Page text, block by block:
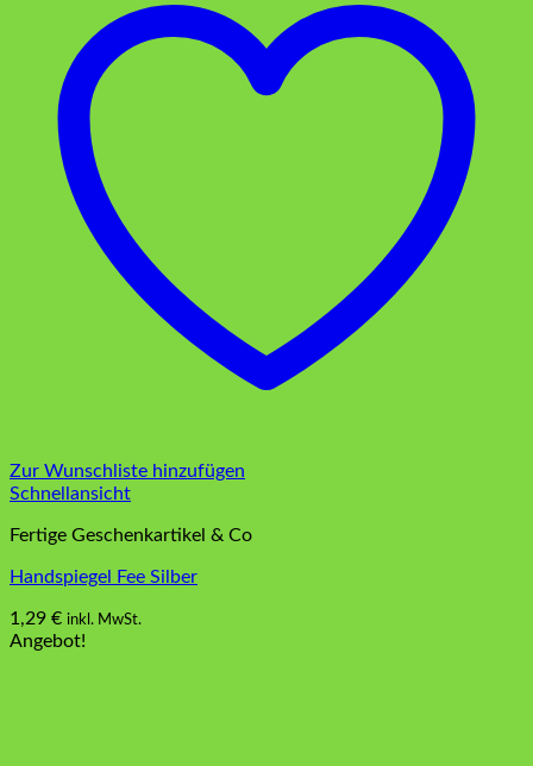
Zur Wunschliste hinzufügen
Schnellansicht
Fertige Geschenkartikel & Co
Handspiegel Fee Silber
1,29 € inkl. MwSt.
Angebot!